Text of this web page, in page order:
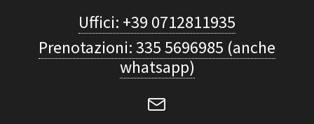
Uffici: +39 0712811935
Prenotazioni: 335 5696985 (anche
whatsapp)